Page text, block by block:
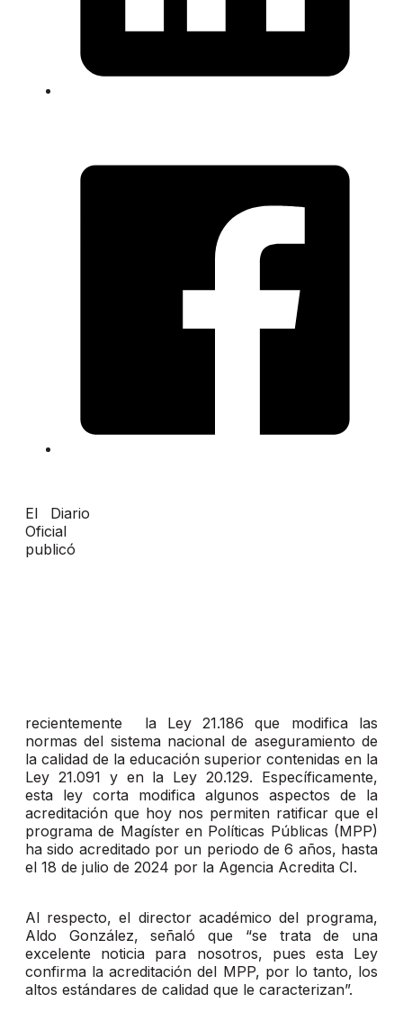
El Diario
Oficial
publicó
recientemente la Ley 21.186 que modifica las
normas del sistema nacional de aseguramiento de
la calidad de la educación superior contenidas en la
Ley 21.091 y en la Ley 20.129. Específicamente,
esta ley corta modifica algunos aspectos de la
acreditación que hoy nos permiten ratificar que el
programa de Magíster en Políticas Públicas (MPP)
ha sido acreditado por un periodo de 6 años, hasta
el 18 de julio de 2024 por la Agencia Acredita CI.
Al respecto, el director académico del programa,
Aldo González, señaló que “se trata de una
excelente noticia para nosotros, pues esta Ley
confirma la acreditación del MPP, por lo tanto, los
altos estándares de calidad que le caracterizan”.